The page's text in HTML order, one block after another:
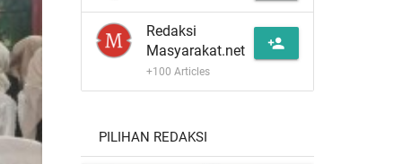
Redaksi
Masyarakat.net
+100 Articles
person_add
PILIHAN REDAKSI